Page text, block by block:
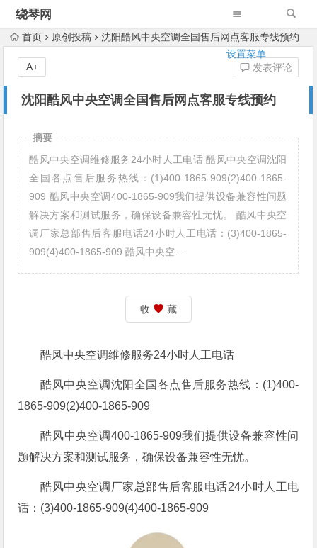
绕琴网
设置菜单
首页 原创投稿 沈阳酷风中央空调全国售后网点客服专线预约
沈阳酷风中央空调全国售后网点客服专线预约
发表评论
A+
摘要
酷风中央空调维修服务24小时人工电话 酷风中央空调沈阳
全国各点售后服务热线：(1)400-1865-909(2)400-1865-
909 酷风中央空调400-1865-909我们提供设备兼容性问题
解决方案和测试服务，确保设备兼容性无忧。 酷风中央空
调厂家总部售后客服电话24小时人工电话：(3)400-1865-
909(4)400-1865-909 酷风中央空…
收 藏
酷风中央空调维修服务24小时人工电话
酷风中央空调沈阳全国各点售后服务热线：(1)400-
1865-909(2)400-1865-909
酷风中央空调400-1865-909我们提供设备兼容性问
题解决方案和测试服务，确保设备兼容性无忧。
酷风中央空调厂家总部售后客服电话24小时人工电
话：(3)400-1865-909(4)400-1865-909